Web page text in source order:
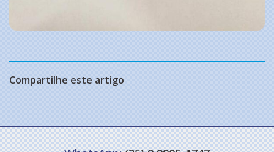
Compartilhe este artigo